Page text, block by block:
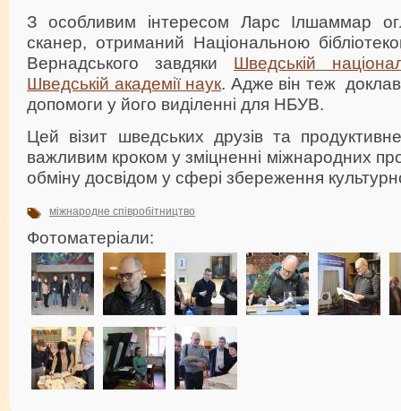
З особливим інтересом Ларс Ілшаммар
сканер, отриманий Національною
Вернадського завдяки Шведській
Шведській академії наук. Адже він теж
допомоги у його виділенні для НБУВ.
Цей візит шведських друзів та
важливим кроком у зміцненні міжнародних
обміну досвідом у сфері збереження
міжнародне співробітництво
Фотоматеріали: